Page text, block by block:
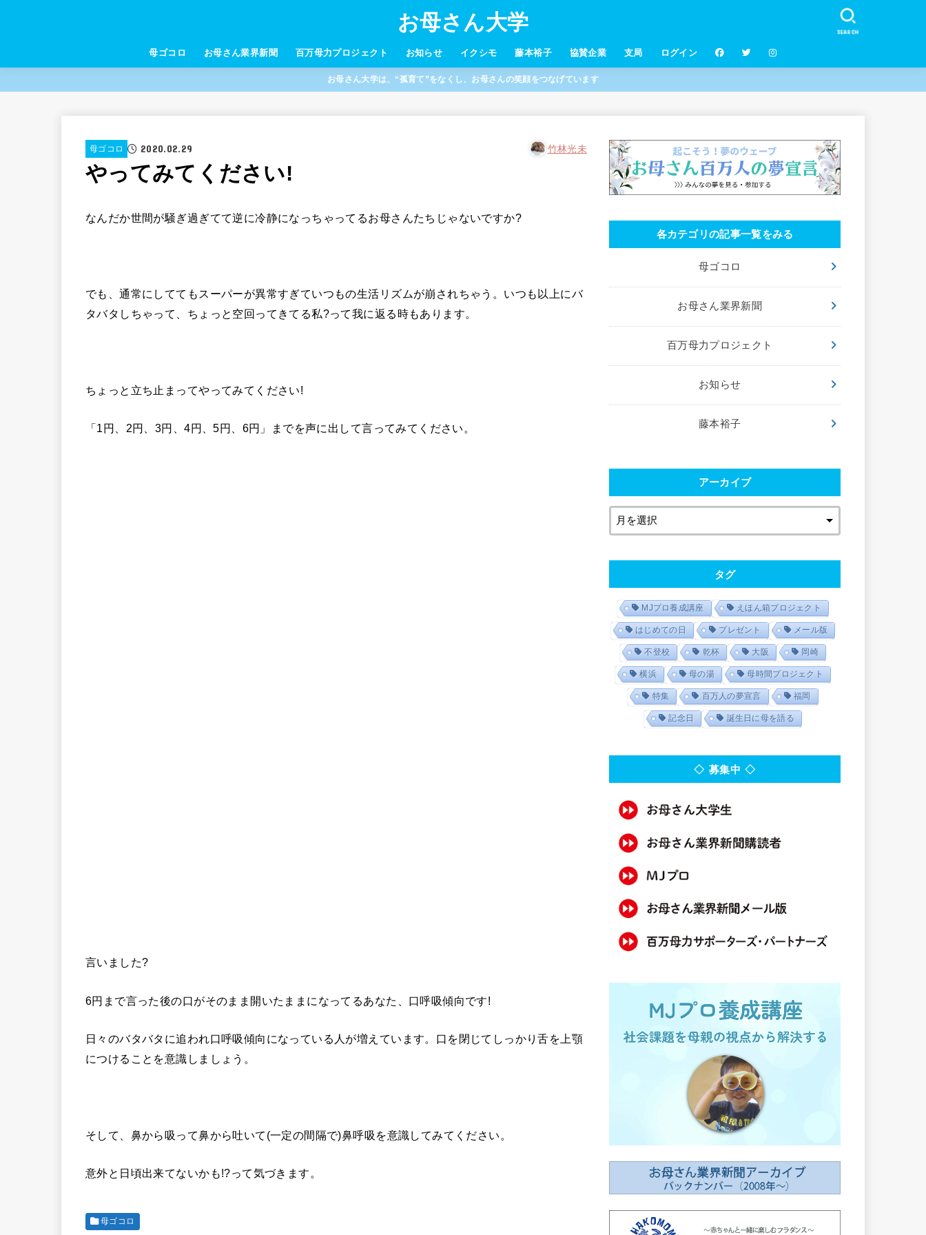
お母さん大学
母ゴコロ お母さん業界新聞 百万母力プロジェクト お知らせ イクシモ 藤本裕子 協賛企業 支局 ログイン
SEARCH
お母さん大学は、“孤育て”をなくし、お母さんの笑顔をつなげています
母ゴコロ 2020.02.29 竹林光未
やってみてください!
なんだか世間が騒ぎ過ぎてて逆に冷静になっちゃってるお母さんたちじゃないですか?
でも、通常にしててもスーパーが異常すぎていつもの生活リズムが崩されちゃう。いつも以上にバ
タバタしちゃって、ちょっと空回ってきてる私?って我に返る時もあります。
ちょっと立ち止まってやってみてください!
「1円、2円、3円、4円、5円、6円」までを声に出して言ってみてください。
言いました?
6円まで言った後の口がそのまま開いたままになってるあなた、口呼吸傾向です!
日々のバタバタに追われ口呼吸傾向になっている人が増えています。口を閉じてしっかり舌を上顎
につけることを意識しましょう。
そして、鼻から吸って鼻から吐いて(一定の間隔で)鼻呼吸を意識してみてください。
意外と日頃出来てないかも!?って気づきます。
母ゴコロ
各カテゴリの記事一覧をみる
母ゴコロ
お母さん業界新聞
百万母力プロジェクト
お知らせ
藤本裕子
アーカイブ
タグ
MJプロ養成講座 えほん箱プロジェクト
はじめての日 プレゼント メール版
不登校 乾杯 大阪 岡崎
横浜 母の湯 母時間プロジェクト
特集 百万人の夢宣言 福岡
記念日 誕生日に母を語る
◇ 募集中 ◇